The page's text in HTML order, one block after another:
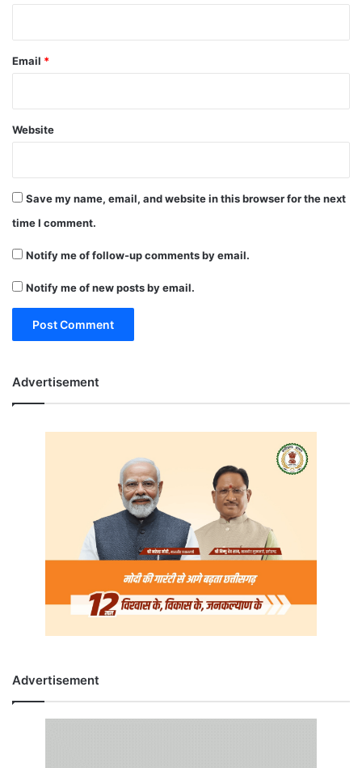
Email *
Website
Save my name, email, and website in this browser for the next
time I comment.
Notify me of follow-up comments by email.
Notify me of new posts by email.
Advertisement
Advertisement